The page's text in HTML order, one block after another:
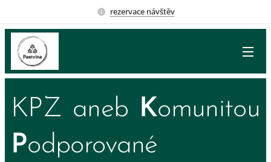
rezervace návštěv
KPZ aneb Komunitou
Podporované